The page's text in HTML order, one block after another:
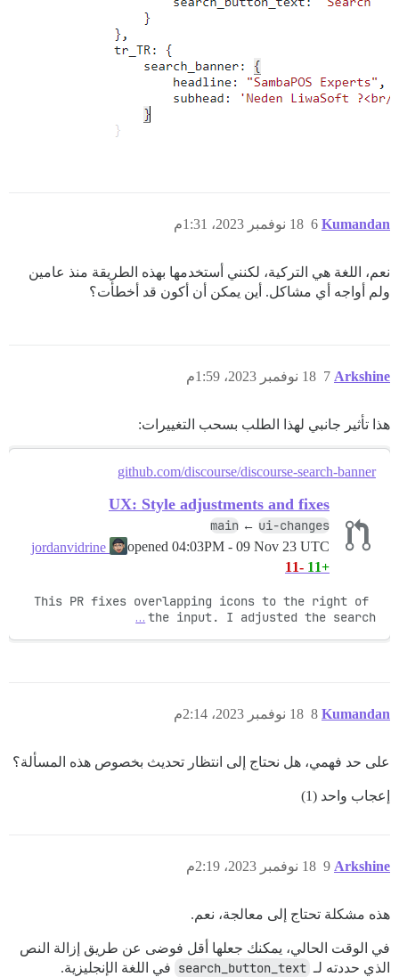
Kumandan 18 نوفمبر 2023، 1:31م 6
نعم، اللغة هي التركية، لكنني أستخدمها بهذه الطريقة منذ عامين
ولم أواجه أي مشاكل. أين يمكن أن أكون قد أخطأت؟
Arkshine 18 نوفمبر 2023، 1:59م 7
هذا تأثير جانبي لهذا الطلب بسحب التغييرات:
github.com/discourse/discourse-search-banner
UX: Style adjustments and fixes
main ← ui-changes
opened 04:03PM - 09 Nov 23 UTC
+11
-11
This PR fixes overlapping icons to the right of
the input. I adjusted the search
…
Kumandan 18 نوفمبر 2023، 2:14م 8
على حد فهمي، هل نحتاج إلى انتظار تحديث بخصوص هذه المسألة؟
إعجاب واحد (1)
Arkshine 18 نوفمبر 2023، 2:19م 9
هذه مشكلة تحتاج إلى معالجة، نعم.
في الوقت الحالي، يمكنك جعلها أقل فوضى عن طريق إزالة النص
الذي حددته لـ search_button_text في اللغة الإنجليزية.